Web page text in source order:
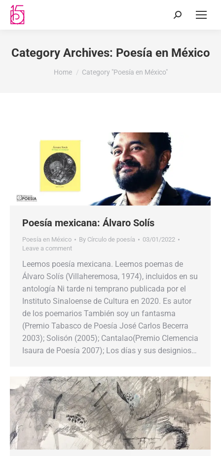
Category Archives: Poesía en México
You are here:
Home Category "Poesía en México"
Poesía mexicana: Álvaro Solís
Poesía en México By Círculo de poesía
03/01/2022
Leave a comment
Leemos poesía mexicana. Leemos poemas de
Álvaro Solís (Villaheremosa, 1974), incluidos en su
antología Ni tarde ni temprano publicada por el
Instituto Sinaloense de Cultura en 2020. Es autor
de los poemarios También soy un fantasma
(Premio Tabasco de Poesía José Carlos Becerra
2003); Solisón (2005); Cantalao(Premio Clemencia
Isaura de Poesía 2007); Los días y sus designios…